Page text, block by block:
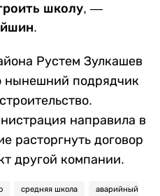
школу, —
Рустем Зулкашев
нынешний подрядчик
направила в
расторгнуть договор
другой компании.
средняя школа аварийный